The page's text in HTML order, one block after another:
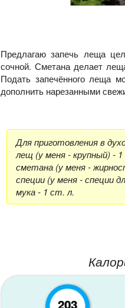
Предлагаю запечь леща
сочной. Сметана делает
Подать запечённого леща
дополнить нарезанными
Для приготовления в
лещ (у меня - крупный) -
сметана (у меня -
специи (у меня - специи
мука - 1 ст. л.
203